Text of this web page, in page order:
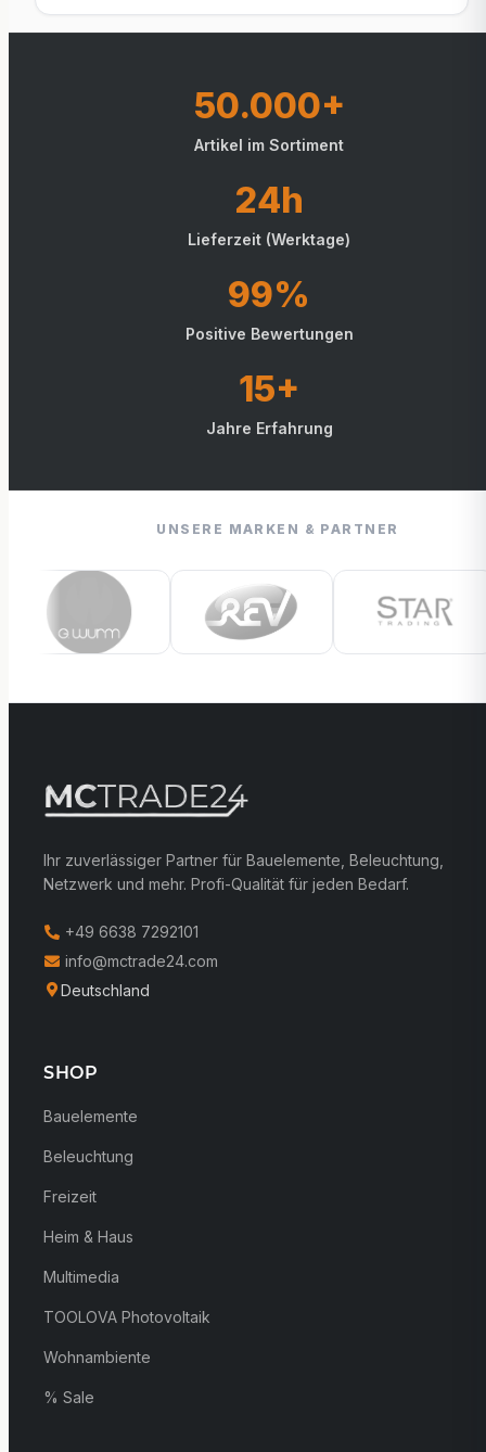
50.000+
Artikel im Sortiment
24h
Lieferzeit (Werktage)
99%
Positive Bewertungen
15+
Jahre Erfahrung
UNSERE MARKEN & PARTNER
Ihr zuverlässiger Partner für Bauelemente, Beleuchtung,
Netzwerk und mehr. Profi-Qualität für jeden Bedarf.
+49 6638 7292101
info@mctrade24.com
Deutschland
SHOP
Bauelemente
Beleuchtung
Freizeit
Heim & Haus
Multimedia
TOOLOVA Photovoltaik
Wohnambiente
% Sale